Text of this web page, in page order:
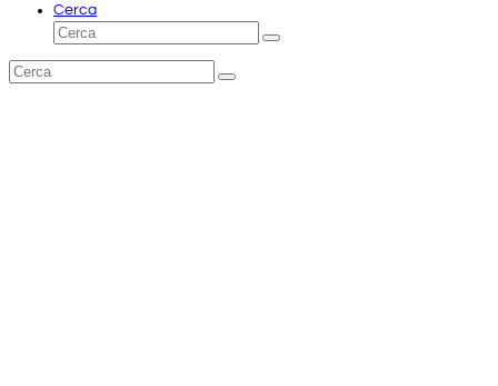
Cerca
Cerca
Invia
Cerca
Invia